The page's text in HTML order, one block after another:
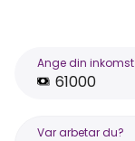
Ange din inkomst
Var arbetar du?